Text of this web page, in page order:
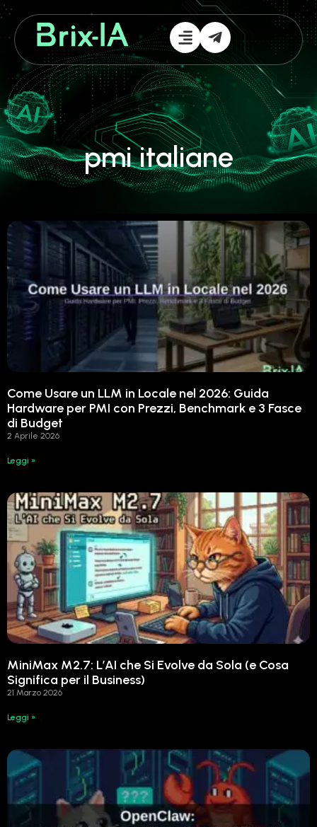
pmi italiane
Come Usare un LLM in Locale nel 2026: Guida
Hardware per PMI con Prezzi, Benchmark e 3 Fasce
di Budget
2 Aprile 2026
Leggi »
MiniMax M2.7: L’AI che Si Evolve da Sola (e Cosa
Significa per il Business)
21 Marzo 2026
Leggi »